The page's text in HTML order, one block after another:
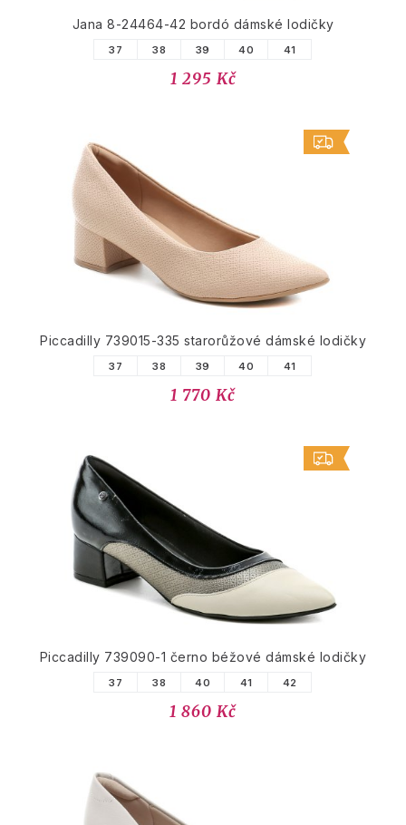
Jana 8-24464-42 bordó dámské lodičky
37 38 39 40 41
1 295 Kč
Piccadilly 739015-335 starorůžové dámské lodičky
37 38 39 40 41
1 770 Kč
Piccadilly 739090-1 černo béžové dámské lodičky
37 38 40 41 42
1 860 Kč